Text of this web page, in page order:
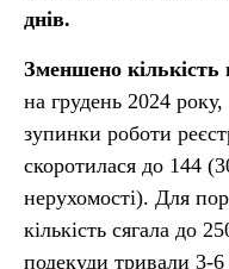
днів.
Зменшено кількість
на грудень 2024
зупинки роботи
скоротилася до 144
нерухомості). Для
кількість сягала до
подекуди тривали 3-6